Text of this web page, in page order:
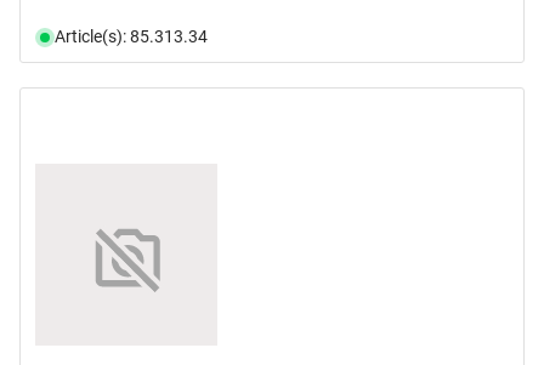
Article(s): 85.313.34